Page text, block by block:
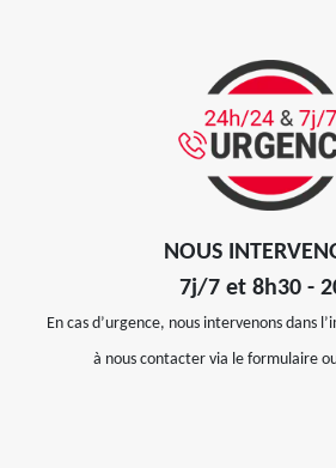
NOUS
7j/7 et 8h30 -
En cas d’urgence, nous intervenons dans
à nous contacter via le formulaire